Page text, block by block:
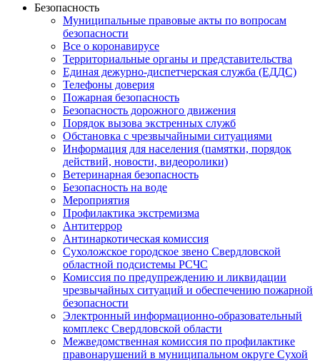
Безопасность
Муниципальные правовые акты по вопросам
безопасности
Все о коронавирусе
Территориальные органы и представительства
Единая дежурно-диспетчерская служба (ЕДДС)
Телефоны доверия
Пожарная безопасность
Безопасность дорожного движения
Порядок вызова экстренных служб
Обстановка с чрезвычайными ситуациями
Информация для населения (памятки, порядок
действий, новости, видеоролики)
Ветеринарная безопасность
Безопасность на воде
Мероприятия
Профилактика экстремизма
Антитеррор
Антинаркотическая комиссия
Сухоложское городское звено Свердловской
областной подсистемы РСЧС
Комиссия по предупреждению и ликвидации
чрезвычайных ситуаций и обеспечению пожарной
безопасности
Электронный информационно-образовательный
комплекс Cвердловской области
Межведомственная комиссия по профилактике
правонарушений в муниципальном округе Сухой